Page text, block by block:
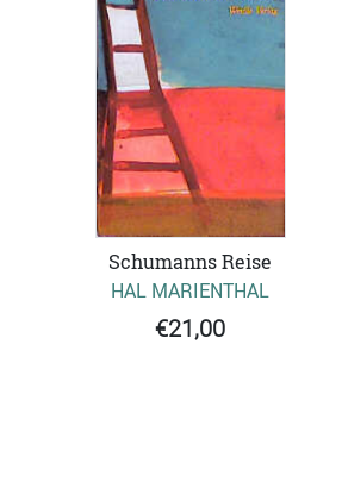
Schumanns Reise
HAL MARIENTHAL
€21,00